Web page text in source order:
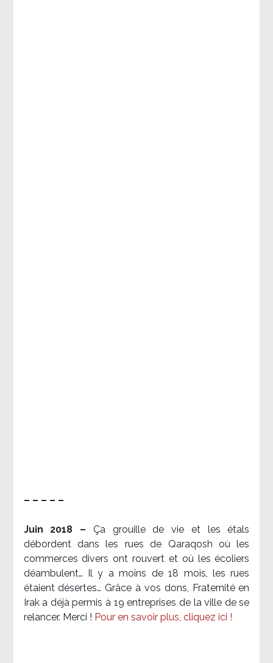
– – – – –
Juin 2018 – Ça grouille de vie et les étals
débordent dans les rues de Qaraqosh où les
commerces divers ont rouvert et où les écoliers
déambulent… Il y a moins de 18 mois, les rues
étaient désertes… Grâce à vos dons, Fraternité en
Irak a déjà permis à 19 entreprises de la ville de se
relancer. Merci ! Pour en savoir plus, cliquez ici !